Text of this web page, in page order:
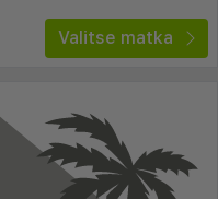
Valitse matka